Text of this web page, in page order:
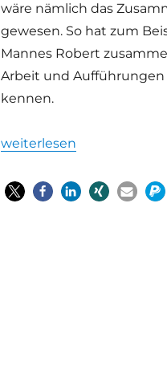
wäre nämlich das
gewesen. So hat zum
Mannes Robert
Arbeit und
kennen.
„WAB, G, BWV, L, B, HWV,
weiterlesen